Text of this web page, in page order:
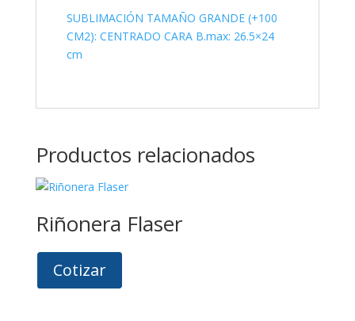
SUBLIMACIÓN TAMAÑO GRANDE (+100
CM2): CENTRADO CARA B.max: 26.5×24
cm
Productos relacionados
Riñonera Flaser
Cotizar